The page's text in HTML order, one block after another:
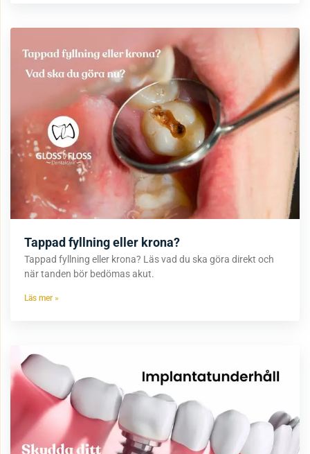
Tappad fyllning eller krona?
Tappad fyllning eller krona? Läs vad du ska göra direkt och
när tanden bör bedömas akut.
Läs mer »